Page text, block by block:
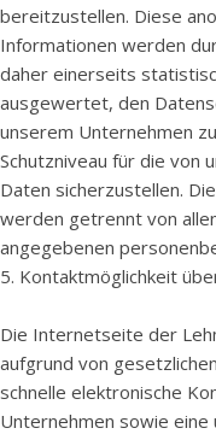
bereitzustellen. Diese
Informationen werden
daher einerseits
ausgewertet, den
unserem Unternehmen
Schutzniveau für die von
Daten sicherzustellen.
werden getrennt von
angegebenen
5. Kontaktmöglichkeit
Die Internetseite der
aufgrund von
schnelle elektronische
Unternehmen sowie